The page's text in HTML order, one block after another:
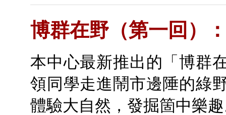
博群在野（第一回）
本中心最新推出的「博群
領同學走進鬧市邊陲的綠
體驗大自然，發掘箇中樂